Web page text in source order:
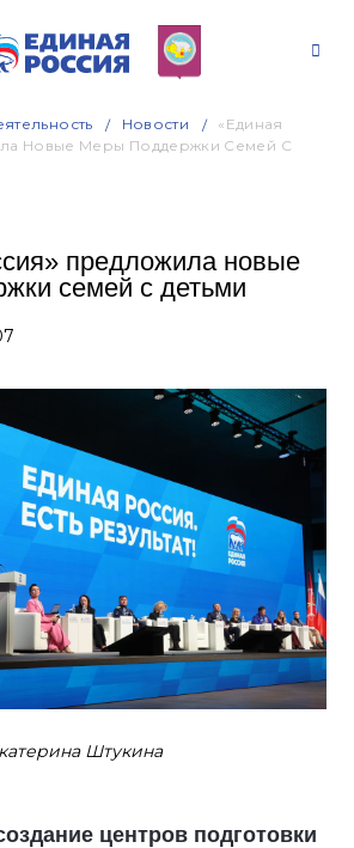
Новости
«Единая
Новые Меры Поддержки Семей С
предложила новые
семей с детьми
Штукина
центров подготовки